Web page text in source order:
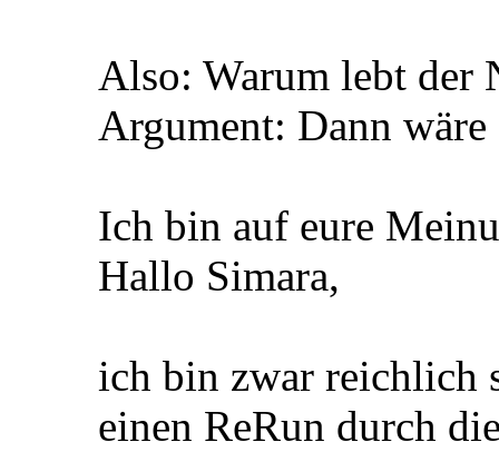
Also: Warum lebt der
Argument: Dann
Ich bin auf eure
Hallo Simara,
ich bin zwar reichlich
einen ReRun durch